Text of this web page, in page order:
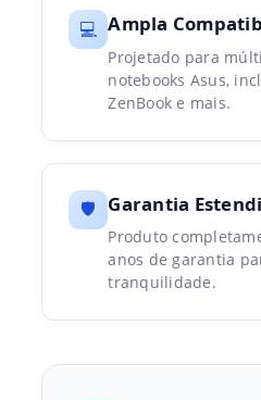
💻 Ampla
Projetado para
notebooks Asus,
ZenBook e mais.
🛡️ Garantia
Produto
anos de garantia
tranquilidade.